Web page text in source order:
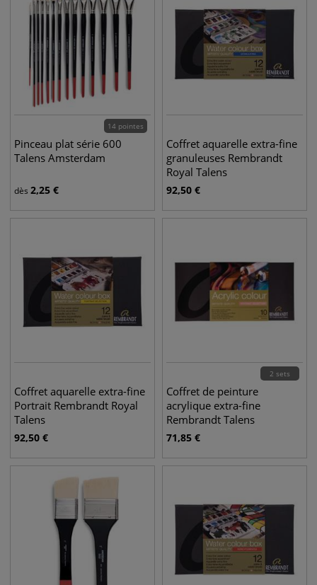
14 pointes
Pinceau plat série 600
Talens Amsterdam
dès 2,25 €
Coffret aquarelle extra-fine
granuleuses Rembrandt
Royal Talens
92,50 €
Coffret aquarelle extra-fine
Portrait Rembrandt Royal
Talens
92,50 €
2 sets
Coffret de peinture
acrylique extra-fine
Rembrandt Talens
71,85 €